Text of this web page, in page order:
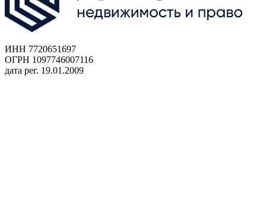
ИНН 7720651697
ОГРН 1097746007116
дата рег. 19.01.2009